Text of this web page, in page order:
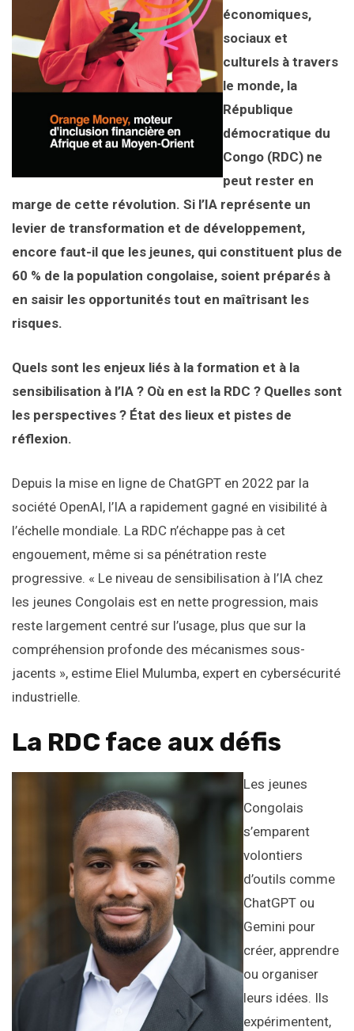
économiques,
sociaux et
culturels à travers
le monde, la
République
démocratique du
Congo (RDC) ne
peut rester en
marge de cette révolution. Si l’IA représente un
levier de transformation et de développement,
encore faut-il que les jeunes, qui constituent plus de
60 % de la population congolaise, soient préparés à
en saisir les opportunités tout en maîtrisant les
risques.
Quels sont les enjeux liés à la formation et à la
sensibilisation à l’IA ? Où en est la RDC ? Quelles sont
les perspectives ? État des lieux et pistes de
réflexion.
Depuis la mise en ligne de ChatGPT en 2022 par la
société OpenAI, l’IA a rapidement gagné en visibilité à
l’échelle mondiale. La RDC n’échappe pas à cet
engouement, même si sa pénétration reste
progressive. « Le niveau de sensibilisation à l’IA chez
les jeunes Congolais est en nette progression, mais
reste largement centré sur l’usage, plus que sur la
compréhension profonde des mécanismes sous-
jacents », estime Eliel Mulumba, expert en cybersécurité
industrielle.
La RDC face aux défis
Les jeunes
Congolais
s’emparent
volontiers
d’outils comme
ChatGPT ou
Gemini pour
créer, apprendre
ou organiser
leurs idées. Ils
expérimentent,